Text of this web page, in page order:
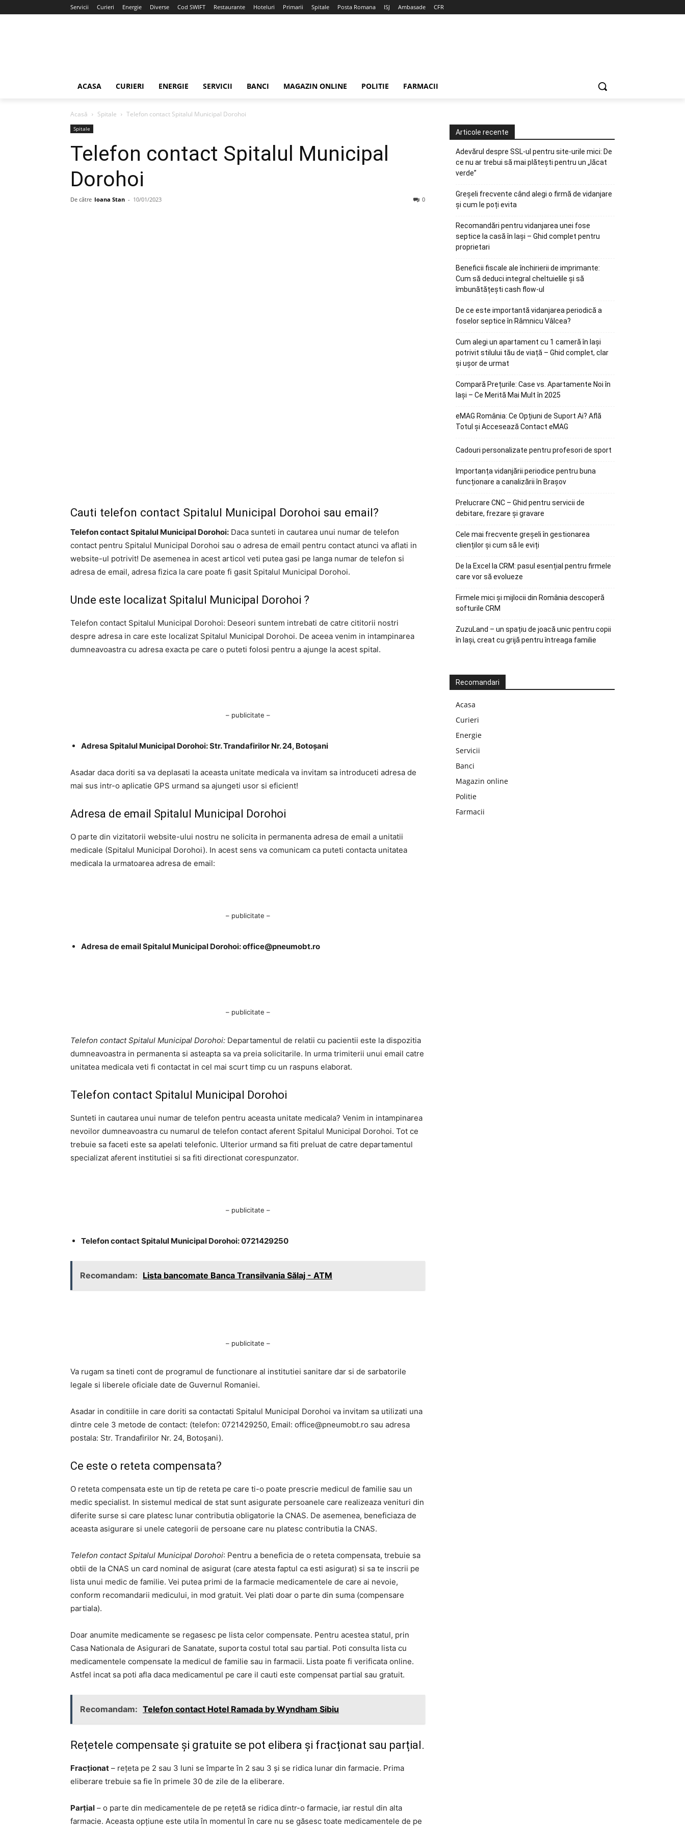
Servicii Curieri Energie Diverse Cod SWIFT Restaurante Hoteluri Primarii Spitale Posta Romana ISJ Ambasade CFR
ACASA CURIERI ENERGIE SERVICII BANCI MAGAZIN ONLINE POLITIE FARMACII
Acasă Spitale Telefon contact Spitalul Municipal Dorohoi
Spitale
Telefon contact Spitalul Municipal
Dorohoi
De către Ioana Stan - 10/01/2023 0
Cauti telefon contact Spitalul Municipal Dorohoi sau email?
Telefon contact Spitalul Municipal Dorohoi: Daca sunteti in cautarea unui numar de telefon
contact pentru Spitalul Municipal Dorohoi sau o adresa de email pentru contact atunci va aflati in
website-ul potrivit! De asemenea in acest articol veti putea gasi pe langa numar de telefon si
adresa de email, adresa fizica la care poate fi gasit Spitalul Municipal Dorohoi.
Unde este localizat Spitalul Municipal Dorohoi ?
Telefon contact Spitalul Municipal Dorohoi: Deseori suntem intrebati de catre cititorii nostri
despre adresa in care este localizat Spitalul Municipal Dorohoi. De aceea venim in intampinarea
dumneavoastra cu adresa exacta pe care o puteti folosi pentru a ajunge la acest spital.
– publicitate –
Adresa Spitalul Municipal Dorohoi: Str. Trandafirilor Nr. 24, Botoșani
Asadar daca doriti sa va deplasati la aceasta unitate medicala va invitam sa introduceti adresa de
mai sus intr-o aplicatie GPS urmand sa ajungeti usor si eficient!
Adresa de email Spitalul Municipal Dorohoi
O parte din vizitatorii website-ului nostru ne solicita in permanenta adresa de email a unitatii
medicale (Spitalul Municipal Dorohoi). In acest sens va comunicam ca puteti contacta unitatea
medicala la urmatoarea adresa de email:
– publicitate –
Adresa de email Spitalul Municipal Dorohoi:office@pneumobt.ro
– publicitate –
Telefon contact Spitalul Municipal Dorohoi: Departamentul de relatii cu pacientii este la dispozitia
dumneavoastra in permanenta si asteapta sa va preia solicitarile. In urma trimiterii unui email catre
unitatea medicala veti fi contactat in cel mai scurt timp cu un raspuns elaborat.
Telefon contact Spitalul Municipal Dorohoi
Sunteti in cautarea unui numar de telefon pentru aceasta unitate medicala? Venim in intampinarea
nevoilor dumneavoastra cu numarul de telefon contact aferent Spitalul Municipal Dorohoi. Tot ce
trebuie sa faceti este sa apelati telefonic. Ulterior urmand sa fiti preluat de catre departamentul
specializat aferent institutiei si sa fiti directionat corespunzator.
– publicitate –
Telefon contact Spitalul Municipal Dorohoi: 0721429250
Recomandam: Lista bancomate Banca Transilvania Sălaj - ATM
– publicitate –
Va rugam sa tineti cont de programul de functionare al institutiei sanitare dar si de sarbatorile
legale si liberele oficiale date de Guvernul Romaniei.
Asadar in conditiile in care doriti sa contactati Spitalul Municipal Dorohoi va invitam sa utilizati una
dintre cele 3 metode de contact: (telefon: 0721429250, Email: office@pneumobt.ro sau adresa
postala: Str. Trandafirilor Nr. 24, Botoșani).
Ce este o reteta compensata?
O reteta compensata este un tip de reteta pe care ti-o poate prescrie medicul de familie sau un
medic specialist. In sistemul medical de stat sunt asigurate persoanele care realizeaza venituri din
diferite surse si care platesc lunar contributia obligatorie la CNAS. De asemenea, beneficiaza de
aceasta asigurare si unele categorii de persoane care nu platesc contributia la CNAS.
Telefon contact Spitalul Municipal Dorohoi: Pentru a beneficia de o reteta compensata, trebuie sa
obtii de la CNAS un card nominal de asigurat (care atesta faptul ca esti asigurat) si sa te inscrii pe
lista unui medic de familie. Vei putea primi de la farmacie medicamentele de care ai nevoie,
conform recomandarii medicului, in mod gratuit. Vei plati doar o parte din suma (compensare
partiala).
Doar anumite medicamente se regasesc pe lista celor compensate. Pentru acestea statul, prin
Casa Nationala de Asigurari de Sanatate, suporta costul total sau partial. Poti consulta lista cu
medicamentele compensate la medicul de familie sau in farmacii. Lista poate fi verificata online.
Astfel incat sa poti afla daca medicamentul pe care il cauti este compensat partial sau gratuit.
Recomandam: Telefon contact Hotel Ramada by Wyndham Sibiu
Rețetele compensate și gratuite se pot elibera și fracționat sau parțial.
Fracționat – rețeta pe 2 sau 3 luni se împarte în 2 sau 3 și se ridica lunar din farmacie. Prima
eliberare trebuie sa fie în primele 30 de zile de la eliberare.
Parțial – o parte din medicamentele de pe rețetă se ridica dintr-o farmacie, iar restul din alta
farmacie. Aceasta opțiune este utila în momentul în care nu se găsesc toate medicamentele de pe
Articole recente
Adevărul despre SSL-ul pentru site-urile mici: De
ce nu ar trebui să mai plătești pentru un „lăcat
verde”
Greșeli frecvente când alegi o firmă de vidanjare
și cum le poți evita
Recomandări pentru vidanjarea unei fose
septice la casă în Iași – Ghid complet pentru
proprietari
Beneficii fiscale ale închirierii de imprimante:
Cum să deduci integral cheltuielile și să
îmbunătățești cash flow-ul
De ce este importantă vidanjarea periodică a
foselor septice în Râmnicu Vâlcea?
Cum alegi un apartament cu 1 cameră în Iași
potrivit stilului tău de viață – Ghid complet, clar
și ușor de urmat
Compară Prețurile: Case vs. Apartamente Noi în
Iași – Ce Merită Mai Mult în 2025
eMAG România: Ce Opțiuni de Suport Ai? Află
Totul și Accesează Contact eMAG
Cadouri personalizate pentru profesori de sport
Importanța vidanjării periodice pentru buna
funcționare a canalizării în Brașov
Prelucrare CNC – Ghid pentru servicii de
debitare, frezare și gravare
Cele mai frecvente greșeli în gestionarea
clienților și cum să le eviți
De la Excel la CRM: pasul esențial pentru firmele
care vor să evolueze
Firmele mici și mijlocii din România descoperă
softurile CRM
ZuzuLand – un spațiu de joacă unic pentru copii
în Iași, creat cu grijă pentru întreaga familie
Recomandari
Acasa
Curieri
Energie
Servicii
Banci
Magazin online
Politie
Farmacii